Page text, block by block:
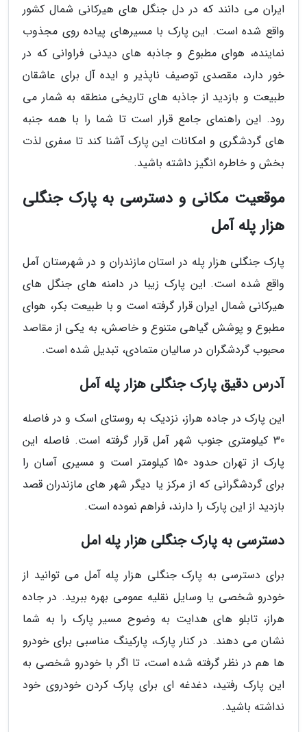
ایران می دانند که در دل جنگل های هیرکانی شمال کشور
واقع شده است. این پارک با مسیرهای پیاده روی مجذوب
نماینده، هوای مطبوع و جاذبه های دیدنی فراوانی که در
خور دارد، مقصدی توصیف ناپذیر و ایده آل برای عاشقان
طبیعت و بازدید از جاذبه های تاریخی منطقه به شمار می
رود. این راهنمای جامع قرار است تا شما را با همه جنبه
های گردشگری و امکانات این پارک آشنا کند تا سفری لذت
بخش و خاطره انگیز داشته باشید.
موقعیت مکانی و دسترسی به پارک جنگلی
هزار پله آمل
پارک جنگلی هزار پله در استان مازندران و در شهرستان آمل
واقع شده است. این پارک زیبا در دامنه های جنگل های
هیرکانی شمال ایران قرار گرفته است و با طبیعت بکر، هوای
مطبوع و پوشش گیاهی متنوع و خاصش، به یکی از مقاصد
محبوب گردشگران در سالیان متمادی، تبدیل شده است.
آدرس دقیق پارک جنگلی هزار پله آمل
این پارک در جاده هراز، نزدیک به روستای اسک و در فاصله
30 کیلومتری جنوب شهر آمل قرار گرفته است. فاصله این
پارک از تهران حدود 150 کیلومتر است و مسیری آسان را
برای گردشگرانی که از مرکز یا دیگر شهر های مازندران قصد
بازدید از این پارک را دارند، فراهم نموده است.
دسترسی به پارک جنگلی هزار پله امل
برای دسترسی به پارک جنگلی هزار پله آمل می توانید از
خودرو شخصی یا وسایل نقلیه عمومی بهره ببرید. در جاده
هراز، تابلو های هدایت به وضوح مسیر پارک را به شما
نشان می دهند. در کنار پارک، پارکینگ مناسبی برای خودرو
ها هم در نظر گرفته شده است، تا اگر با خودرو شخصی به
این پارک رفتید، دغدغه ای برای پارک کردن خودروی خود
نداشته باشید.